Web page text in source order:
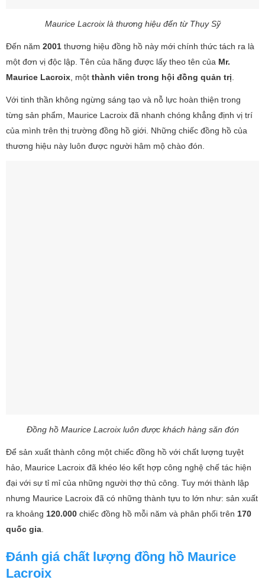
Maurice Lacroix là thương hiệu đến từ Thụy Sỹ
Đến năm 2001 thương hiệu đồng hồ này mới chính thức tách ra là
một đơn vị độc lập. Tên của hãng được lấy theo tên của Mr.
Maurice Lacroix , một thành viên trong hội đồng quản trị
Với tinh thần không ngừng sáng tạo và nỗ lực hoàn thiện trong
từng sản phẩm, Maurice Lacroix đã nhanh chóng khẳng định vị trí
của mình trên thị trường đồng hồ giới. Những chiếc đồng hồ của
thương hiệu này luôn được người hâm mộ chào đón.
Đồng hồ Maurice Lacroix luôn được khách hàng săn đón
Để sản xuất thành công một chiếc đồng hồ với chất lượng tuyệt
hảo, Maurice Lacroix đã khéo léo kết hợp công nghệ chế tác hiện
đại với sự tỉ mỉ của những người thợ thủ công. Tuy mới thành lập
nhưng Maurice Lacroix đã có những thành tựu to lớn như: sản xuất
ra khoảng 120.000 chiếc đồng hồ mỗi năm và phân phối trên 170
quốc gia
Đánh giá chất lượng đồng hồ Maurice
Lacroix